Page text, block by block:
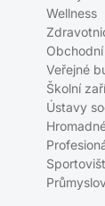
Wellness
Veřejné
Školní
Ústavy